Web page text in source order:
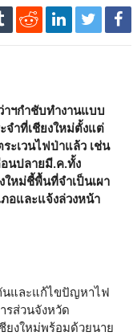
าฯกำชับทำงานแบบ
จำที่เชียงใหม่ตั้งแต่
ะเวนไฟป่าแล้ว เช่น
นปลายมี.ค.ทั้ง
หม่ชี้พื้นที่จำเป็นเผา
อและแจ้งล่วงหน้า
นและแก้ไขปัญหาไฟ
รส่วนจังหวัด
ยงใหม่พร้อมด้วยนาย